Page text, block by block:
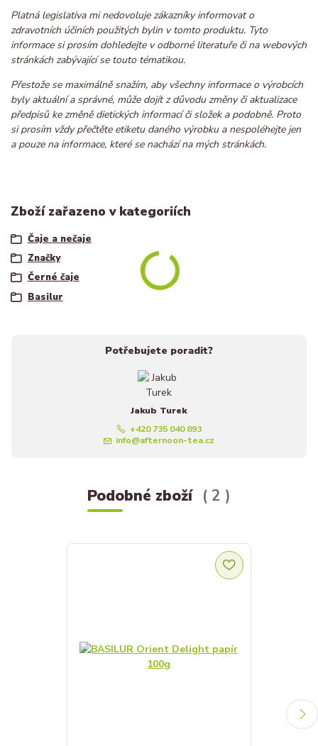
Platná legislativa mi nedovoluje zákazníky informovat o
zdravotních účiních použitých bylin v tomto produktu. Tyto
informace si prosím dohledejte v odborné literatuře či na webových
stránkách zabývající se touto tématikou.
Přestože se maximálně snažím, aby všechny informace o výrobcích
byly aktuální a správné, může dojít z důvodu změny či aktualizace
předpisů ke změně dietických informací či složek a podobně. Proto
si prosím vždy přečtěte etiketu daného výrobku a nespoléhejte jen
a pouze na informace, které se nachází na mých stránkách.
Zboží zařazeno v kategoriích
Čaje a nečaje
Značky
Černé čaje
Basilur
Potřebujete poradit?
Jakub Turek
+420 735 040 893
info@afternoon-tea.cz
Podobné zboží 2